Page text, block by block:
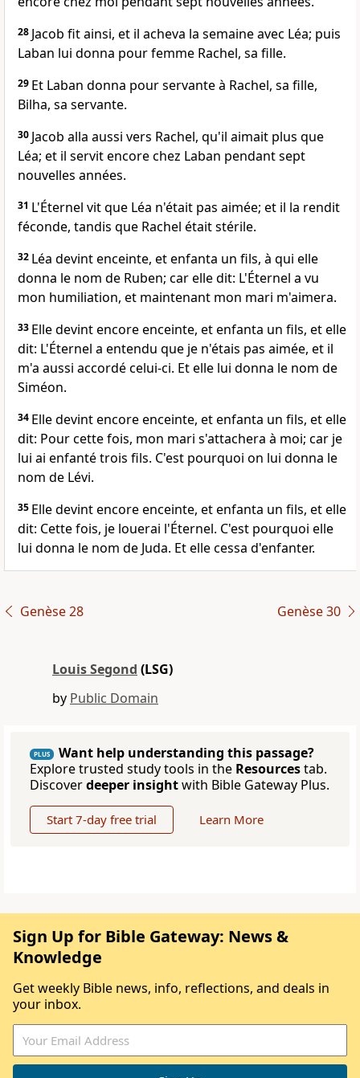
28 Jacob fit ainsi, et il acheva la semaine avec Léa; puis
Laban lui donna pour femme Rachel, sa fille.
29 Et Laban donna pour servante à Rachel, sa fille,
Bilha, sa servante.
30 Jacob alla aussi vers Rachel, qu'il aimait plus que
Léa; et il servit encore chez Laban pendant sept
nouvelles années.
31 L'Éternel vit que Léa n'était pas aimée; et il la rendit
féconde, tandis que Rachel était stérile.
32 Léa devint enceinte, et enfanta un fils, à qui elle
donna le nom de Ruben; car elle dit: L'Éternel a vu
mon humiliation, et maintenant mon mari m'aimera.
33 Elle devint encore enceinte, et enfanta un fils, et elle
dit: L'Éternel a entendu que je n'étais pas aimée, et il
m'a aussi accordé celui-ci. Et elle lui donna le nom de
Siméon.
34 Elle devint encore enceinte, et enfanta un fils, et elle
dit: Pour cette fois, mon mari s'attachera à moi; car je
lui ai enfanté trois fils. C'est pourquoi on lui donna le
nom de Lévi.
35 Elle devint encore enceinte, et enfanta un fils, et elle
dit: Cette fois, je louerai l'Éternel. C'est pourquoi elle
lui donna le nom de Juda. Et elle cessa d'enfanter.
Genèse 28 Genèse 30
Louis Segond (LSG)
by Public Domain
PLUS
Want help understanding this passage?
Explore trusted study tools in the Resourcestab.
Discoverdeeper insightwith Bible Gateway Plus.
Start 7-day free trial Learn More
Sign Up for Bible Gateway: News &
Knowledge
Get weekly Bible news, info, reflections, and deals in
your inbox.